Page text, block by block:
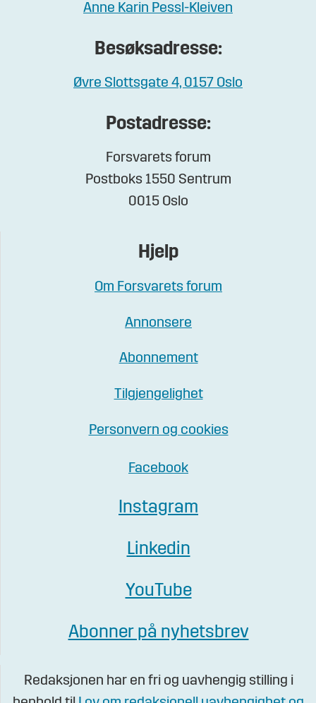
Anne Karin Pessl-Kleiven
Besøksadresse:
Øvre Slottsgate 4, 0157 Oslo
Postadresse:
Forsvarets forum
Postboks 1550 Sentrum
0015 Oslo
Hjelp
Om Forsvarets forum
Annonsere
Abonnement
Tilgjengelighet
Personvern og cookies
Facebook
Instagram
Linkedin
YouTube
Abonner på nyhetsbrev
Redaksjonen har en fri og uavhengig stilling i